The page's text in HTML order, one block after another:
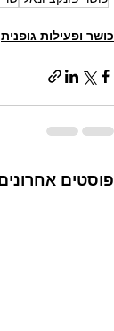
כושר ופעילות גופנית
פוסטים